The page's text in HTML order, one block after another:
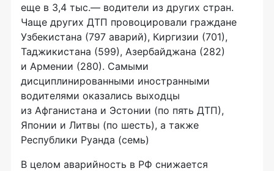
еще в 3,4 тыс.— водители из других стран.
Чаще других ДТП провоцировали граждане
Узбекистана (797 аварий), Киргизии (701),
Таджикистана (599), Азербайджана (282)
и Армении (280). Самыми
дисциплинированными иностранными
водителями оказались выходцы
из Афганистана и Эстонии (по пять ДТП),
Японии и Литвы (по шесть), а также
Республики Руанда (семь)
В целом аварийность в РФ снижается